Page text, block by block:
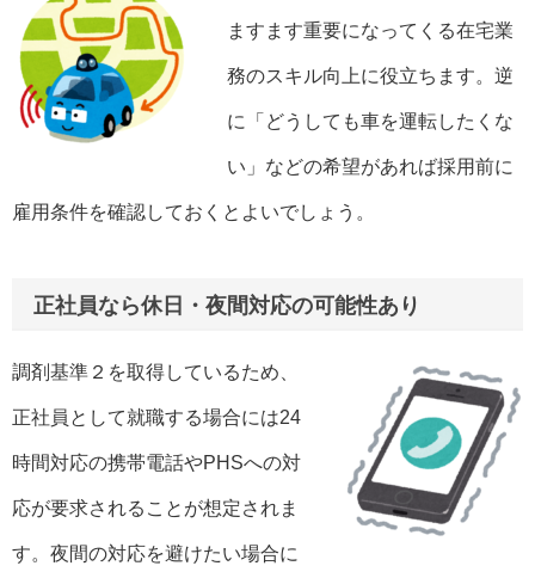
ますます重要になってくる在宅業
務のスキル向上に役立ちます。逆
に「どうしても車を運転したくな
い」などの希望があれば採用前に
雇用条件を確認しておくとよいでしょう。
正社員なら休日・夜間対応の可能性あり
調剤基準２を取得しているため、
正社員として就職する場合には24
時間対応の携帯電話やPHSへの対
応が要求されることが想定されま
す。夜間の対応を避けたい場合に